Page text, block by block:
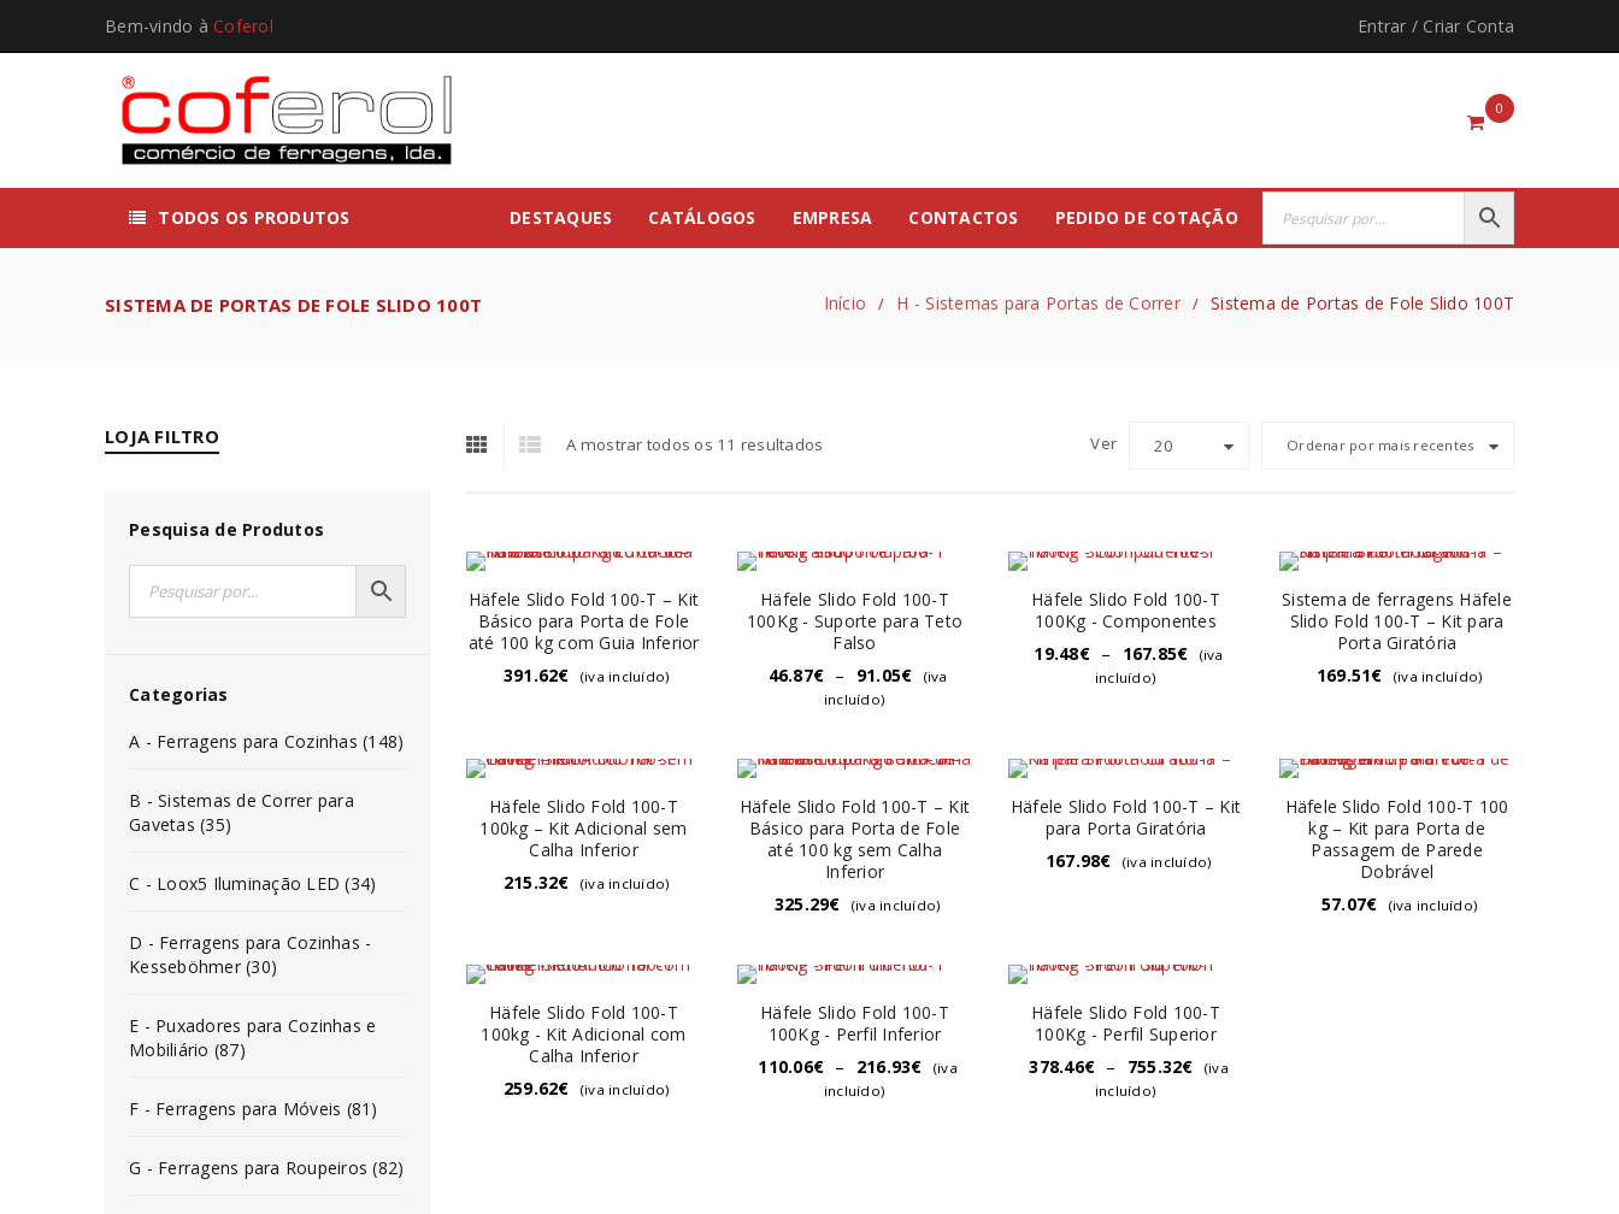
Bem-vindo à Coferol Entrar / Criar Conta
0
TODOS OS PRODUTOS DESTAQUES CATÁLOGOS EMPRESA CONTACTOS PEDIDO DE COTAÇÃO
SISTEMA DE PORTAS DE FOLE SLIDO 100T Início / H - Sistemas para Portas de Correr / Sistema de Portas de Fole Slido 100T
LOJA FILTRO
Pesquisa de Produtos
Categorias
A - Ferragens para Cozinhas (148)
B - Sistemas de Correr para
Gavetas (35)
C - Loox5 Iluminação LED (34)
D - Ferragens para Cozinhas -
Kesseböhmer (30)
E - Puxadores para Cozinhas e
Mobiliário (87)
F - Ferragens para Móveis (81)
G - Ferragens para Roupeiros (82)
A mostrar todos os 11 resultados Ordenar por mais recentes
Ver 20
Häfele Slido Fold 100-T – Kit
Básico para Porta de Fole
até 100 kg com Guia Inferior
391.62€ (iva incluído)
Häfele Slido Fold 100-T
100Kg - Suporte para Teto
Falso
46.87€ – 91.05€
(iva
incluído)
Häfele Slido Fold 100-T
100Kg - Componentes
19.48€ – 167.85€
(iva
incluído)
Sistema de ferragens Häfele
Slido Fold 100-T – Kit para
Porta Giratória
169.51€ (iva incluído)
Häfele Slido Fold 100-T
100kg – Kit Adicional sem
Calha Inferior
215.32€ (iva incluído)
Häfele Slido Fold 100-T – Kit
Básico para Porta de Fole
até 100 kg sem Calha
Inferior
325.29€ (iva incluído)
Häfele Slido Fold 100-T – Kit
para Porta Giratória
167.98€ (iva incluído)
Häfele Slido Fold 100-T 100
kg – Kit para Porta de
Passagem de Parede
Dobrável
57.07€ (iva incluído)
Häfele Slido Fold 100-T
100kg - Kit Adicional com
Calha Inferior
259.62€ (iva incluído)
Häfele Slido Fold 100-T
100Kg - Perfil Inferior
110.06€ – 216.93€
(iva
incluído)
Häfele Slido Fold 100-T
100Kg - Perfil Superior
378.46€ – 755.32€
(iva
incluído)